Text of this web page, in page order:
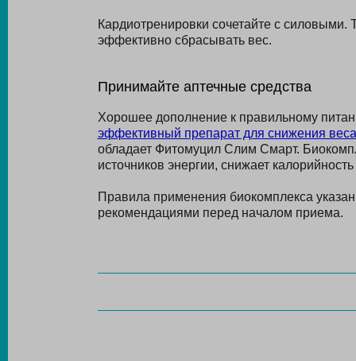
Кардиотренировки сочетайте с силовыми.
эффективно сбрасывать вес.
Принимайте аптечные средства
Хорошее дополнение к правильному
эффективный препарат для снижения веса
обладает Фитомуцил Слим Смарт.
источников энергии, снижает
Правила применения биокомплекса
рекомендациями перед началом приема.